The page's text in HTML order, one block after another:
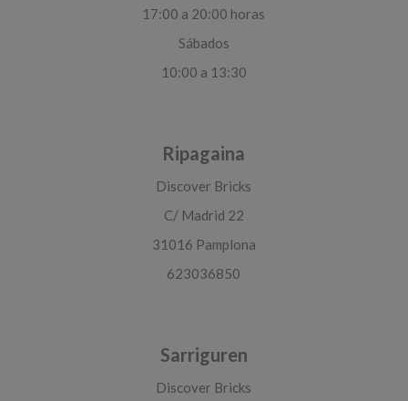
17:00 a 20:00 horas
Sábados
10:00 a 13:30
Ripagaina
Discover Bricks
C/ Madrid 22
31016 Pamplona
623036850
Sarriguren
Discover Bricks